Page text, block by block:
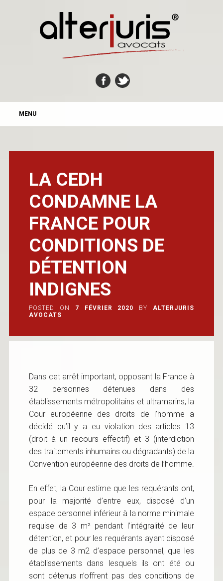
MAIN MENU
MENU
LA CEDH
CONDAMNE LA
FRANCE POUR
CONDITIONS DE
DÉTENTION
INDIGNES
POSTED ON 7 FÉVRIER 2020 BY
ALTERJURIS
AVOCATS
Dans cet arrêt important, opposant la France à
32 personnes détenues dans des
établissements métropolitains et ultramarins, la
Cour européenne des droits de l’homme a
décidé qu’il y a eu violation des articles 13
(droit à un recours effectif) et 3 (interdiction
des traitements inhumains ou dégradants) de la
Convention européenne des droits de l’homme.
En effet, la Cour estime que les requérants ont,
pour la majorité d’entre eux, disposé d’un
espace personnel inférieur à la norme minimale
requise de 3 m² pendant l’intégralité de leur
détention, et pour les requérants ayant disposé
de plus de 3 m2 d’espace personnel, que les
établissements dans lesquels ils ont été ou
sont détenus n’offrent pas des conditions de